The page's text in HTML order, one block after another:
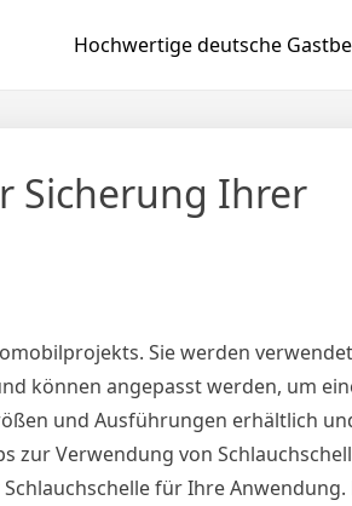
Hochwertige deutsche
Sicherung Ihrer
Sie werden
können angepasst werden, um
und Ausführungen erhältlich
zur Verwendung von
für Ihre Anwendung.